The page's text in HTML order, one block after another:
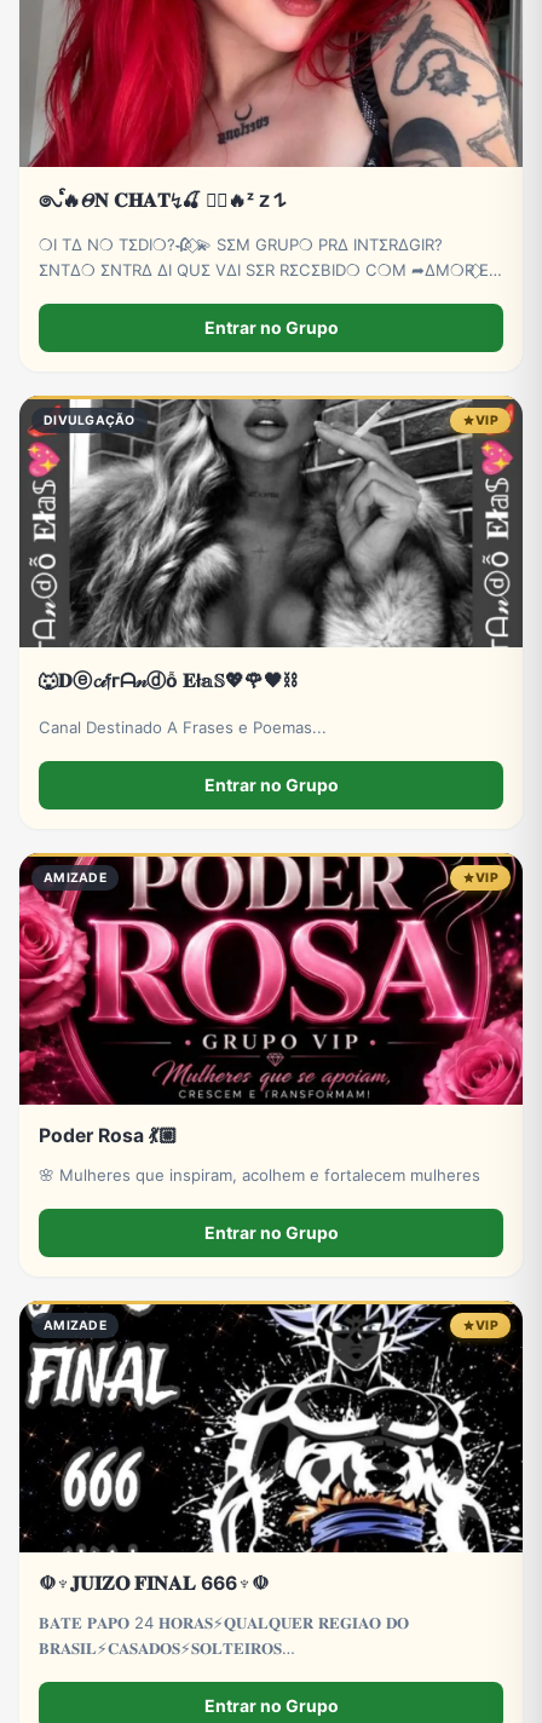
𑇢ᩘ🔥𝛩𝐍 𝐂𝐇𝐀𝐓↯🍒 ⃝⃔‌‌🔥ᶻ 𝗓 𐰁
❍I TΔ N❍ TΣDI❍?🥀 ⃟💫 SΣM GRUP❍ PRΔ INTΣRΔGIR?
ΣNTΔ❍ ΣNTRΔ ΔI QUΣ VΔI SΣR RΣCΣBID❍ C❍M ➦∆M❍R ⃟E
Entrar no Grupo
DIVULGAÇÃO VIP
🐺𝐃ⓔ𝓬𝒾𝔣гᗩ𝓃ⓓỗ 𝐄ł𝕒𝕊💖🌹🖤⛓️
Canal Destinado A Frases e Poemas...
Entrar no Grupo
AMIZADE VIP
Poder Rosa 💃🏼
🌸 Mulheres que inspiram, acolhem e fortalecem mulheres
Entrar no Grupo
AMIZADE VIP
☫♆𝐉𝐔𝐈𝐙𝐎 𝐅𝐈𝐍𝐀𝐋 666♆☫
𝐁𝐀𝐓𝐄 𝐏𝐀𝐏𝐎 24 𝐇𝐎𝐑𝐀𝐒⚡𝐐𝐔𝐀𝐋𝐐𝐔𝐄𝐑 𝐑𝐄𝐆𝐈𝐀𝐎 𝐃𝐎
𝐁𝐑𝐀𝐒𝐈𝐋⚡𝐂𝐀𝐒𝐀𝐃𝐎𝐒⚡𝐒𝐎𝐋𝐓𝐄𝐈𝐑𝐎𝐒
𝐀𝐕𝐎𝐍𝐓𝐀𝐃𝐄⚡𝐏𝐑𝐎𝐈𝐁𝐈𝐃𝐎 𝐌𝐄𝐍𝐎𝐑𝐄𝐒 𝐃𝐄 18 𝐀𝐍𝐎𝐒
Entrar no Grupo